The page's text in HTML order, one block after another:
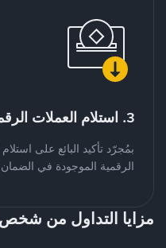
3. استلام العملات الرقمية
بمُجرّد تأكيد البائع على
الرقمية الموجودة في الضمان
مزايا التداول من